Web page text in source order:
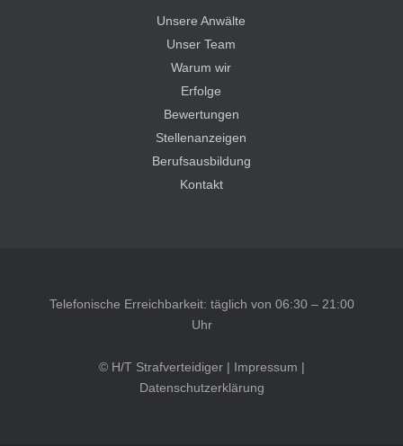
Unsere Anwälte
Unser Team
Warum wir
Erfolge
Bewertungen
Stellenanzeigen
Berufsausbildung
Kontakt
Telefonische Erreichbarkeit: täglich von 06:30 – 21:00
Uhr
© H/T Strafverteidiger | Impressum |
Datenschutzerklärung